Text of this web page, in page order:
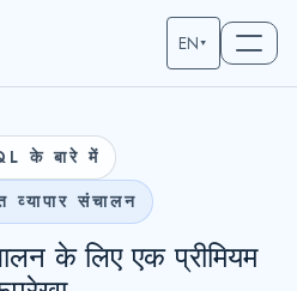
EN▾
के बारे में
व्यापार संचालन
के लिए एक प्रीमियम